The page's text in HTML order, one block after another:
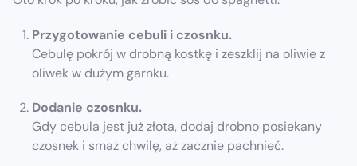
Przygotowanie cebuli i czosnku.
Cebulę pokrój w drobną kostkę i zeszklij na oliwie z
oliwek w dużym garnku.
Dodanie czosnku.
Gdy cebula jest już złota, dodaj drobno posiekany
czosnek i smaż chwilę, aż zacznie pachnieć.